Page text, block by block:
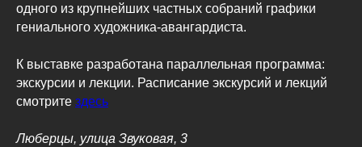
одного из крупнейших частных собраний графики
гениального художника-авангардиста.
К выставке разработана параллельная программа:
экскурсии и лекции. Расписание экскурсий и лекций
смотрите здесь
Люберцы, улица Звуковая, 3